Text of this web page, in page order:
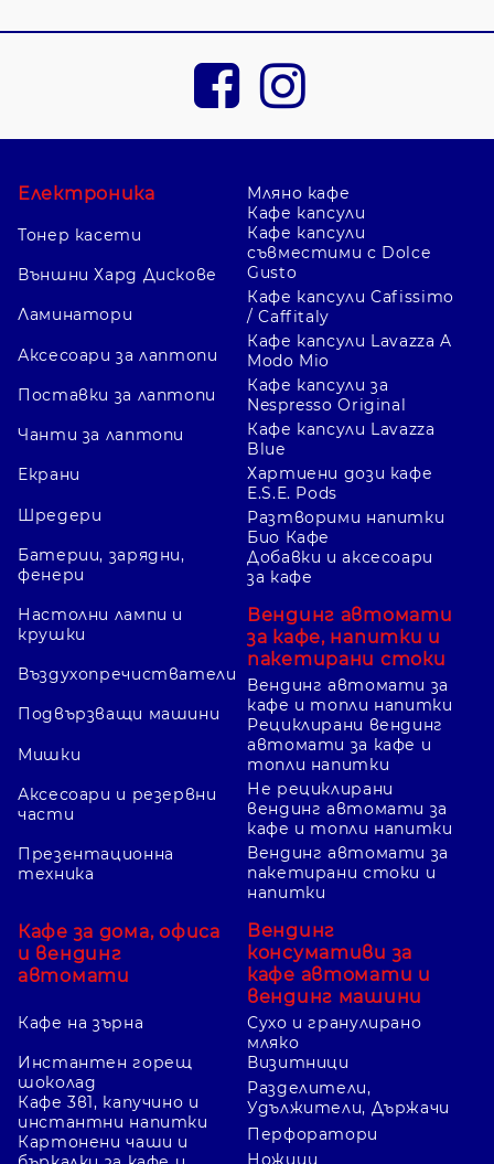
цвете, всяка обозначена с 225 листа.
3M 70 × 70 сърце
Super Sticky 47 × 47 и 76 × 76
Линиите Bangkok и Marrakesh са
налични в два размера и по 90 листа,
както и жълтиPost-it Super Sticky 76
× 76.
Z-листчета и диспансър
Имадиспансър ябълка с 100 листаи
отделни жълти Z-листчета Post-it
Info Notes в различни размери
Предлагат се 40 × 50, 50 × 75, 75 × 75 и
75 × 125 мм, включително75 × 125 мм,
100 листа.
Рециклирани варианти
В имената са обозначени
рециклирани Post-it и Info Notes в
размери 38 × 51, 40 × 50, 75 × 75, 75 × 125
и 76 × 76. Проверете конкретната
продуктова информация.
Как да изберете листчета
Размер на бележката
По-малкият формат е удобен за
кратки думи и номера, а 75/76 × 75/76
или 75 × 125 дава повече място за
Електроника
Тонер касети
Външни Хард Дискове
Ламинатори
Аксесоари за лаптопи
Поставки за лаптопи
Чанти за лаптопи
Екрани
Шредери
Батерии, зарядни,
фенери
Настолни лампи и
крушки
Въздухопречистватели
Подвързващи машини
Мишки
Аксесоари и резервни
части
Презентационна
техника
Кафе за дома, офиса
и вендинг
автомати
Кафе на зърна
Мляно кафе
Кафе капсули
Кафе капсули
съвместими с Dolce
Gusto
Кафе капсули Cafissimo
/ Caffitaly
Кафе капсули Lavazza A
Modo Mio
Кафе капсули за
Nespresso Original
Кафе капсули Lavazza
Blue
Хартиени дози кафе
E.S.E. Pods
Разтворими напитки
Био Кафе
Добавки и аксесоари
за кафе
Вендинг автомати
за кафе, напитки и
пакетирани стоки
Вендинг автомати за
кафе и топли напитки
Рециклирани вендинг
автомати за кафе и
топли напитки
Не рециклирани
вендинг автомати за
кафе и топли напитки
Вендинг автомати за
пакетирани стоки и
напитки
Вендинг
консумативи за
кафе автомати и
вендинг машини
Сухо и гранулирано
мляко
Инстантен горещ
шоколад
Кафе 3в1, капучино и
инстантни напитки
Картонени чаши и
Визитници
Разделители,
Удължители, Държачи
Перфоратори